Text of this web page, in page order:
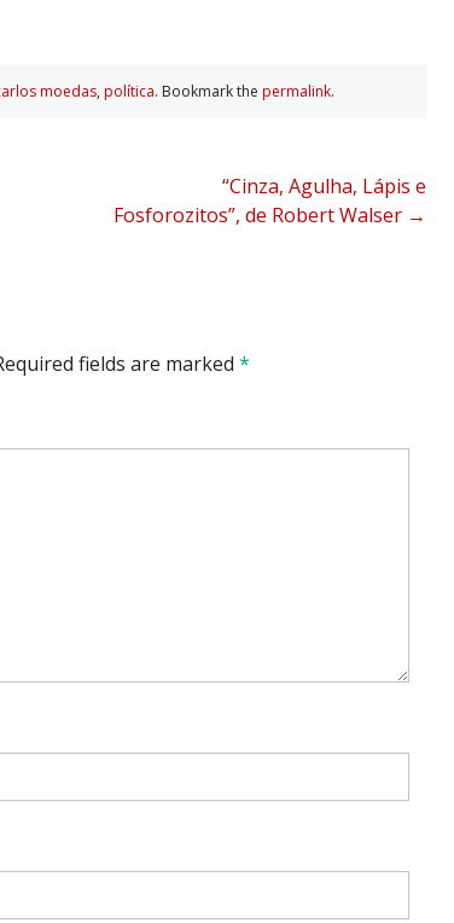
moedas, polí­tica. Bookmark the permalink.
“Cinza, Agulha, Lápis e
Fosforozitos”, de Robert Walser →
fields are marked *